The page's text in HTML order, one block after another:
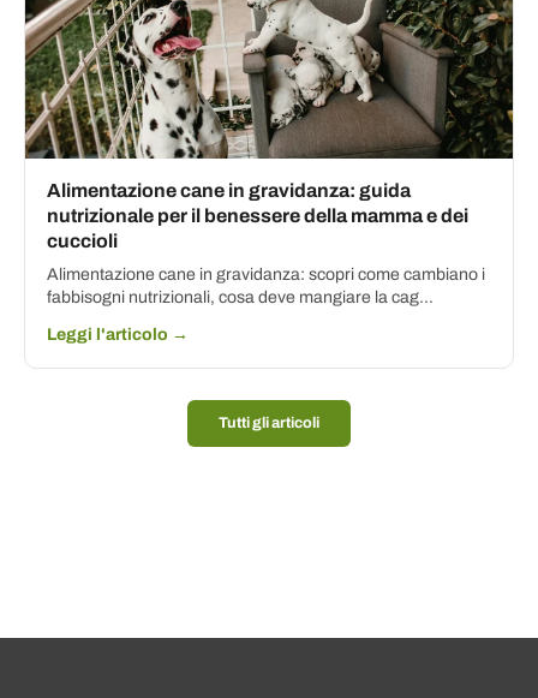
Alimentazione cane in gravidanza: guida
nutrizionale per il benessere della mamma e dei
cuccioli
Alimentazione cane in gravidanza: scopri come cambiano i
fabbisogni nutrizionali, cosa deve mangiare la cag...
Leggi l'articolo →
Tutti gli articoli